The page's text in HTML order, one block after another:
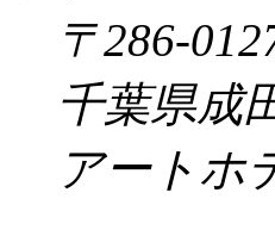
〒286-
千葉県成
アートホ